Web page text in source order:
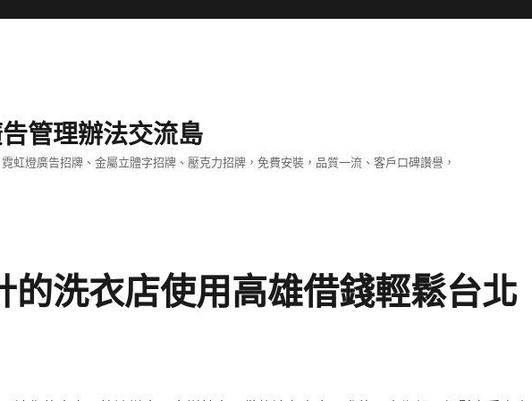
管理辦法交流島
虹燈廣告招牌、金屬立體字招牌、壓克力招牌，免費安裝，品質一流、客戶口碑讚譽，
的洗衣店使用高雄借錢輕鬆台北